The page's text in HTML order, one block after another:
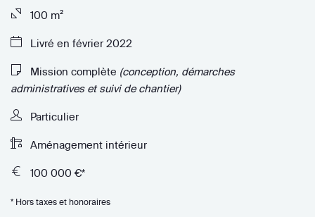
100 m²
Livré en février 2022
Mission complète (conception, démarches
administratives et suivi de chantier)
Particulier
Aménagement intérieur
100 000 €*
* Hors taxes et honoraires